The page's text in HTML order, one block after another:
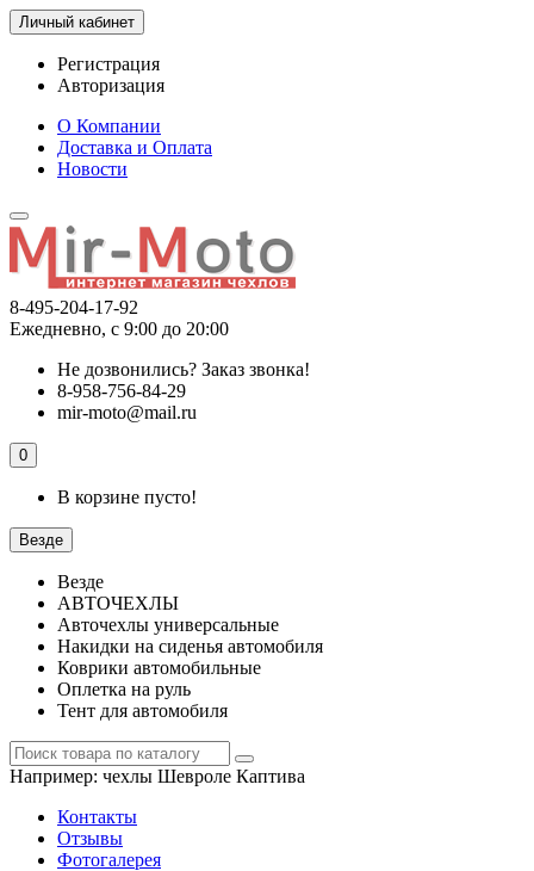
Личный кабинет
Регистрация
Авторизация
О Компании
Доставка и Оплата
Новости
8-495-204-17-92
Ежедневно, с 9:00 до 20:00
Не дозвонились? Заказ звонка!
8-958-756-84-29
mir-moto@mail.ru
0
В корзине пусто!
Везде
Везде
АВТОЧЕХЛЫ
Авточехлы универсальные
Накидки на сиденья автомобиля
Коврики автомобильные
Оплетка на руль
Тент для автомобиля
Например: чехлы Шевроле Каптива
Контакты
Отзывы
Фотогалерея